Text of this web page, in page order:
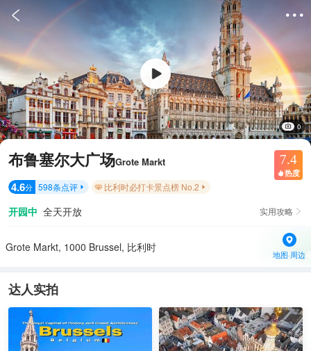
 
0
布鲁塞尔大广场Grote Markt 7.4
 热度
4.6分 598条点评  比利时必打卡景点榜 No.2 
开园中 全天开放 实用攻略 
Grote Markt, 1000 Brussel, 比利时
地图·周边
达人实拍